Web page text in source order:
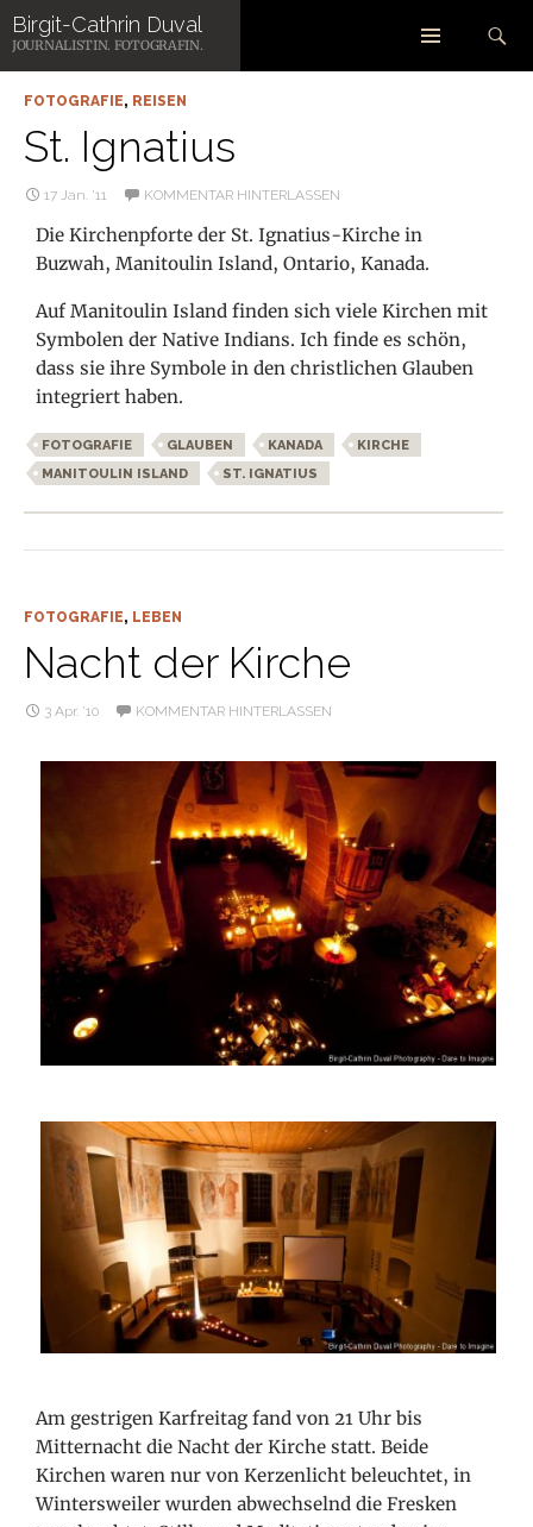
Zum
Inhalt
springen
Suchen
SCHLAGWORT-ARCHIV: KIRCHE
FOTOGRAFIE, REISEN
St. Ignatius
17 Jan. ’11 KOMMENTAR HINTERLASSEN
Die Kirchenpforte der St. Ignatius-Kirche in
Buzwah, Manitoulin Island, Ontario, Kanada.
Auf Manitoulin Island finden sich viele Kirchen mit
Symbolen der Native Indians. Ich finde es schön,
dass sie ihre Symbole in den christlichen Glauben
integriert haben.
FOTOGRAFIE GLAUBEN KANADA
KIRCHE
MANITOULIN ISLAND
ST. IGNATIUS
FOTOGRAFIE, LEBEN
Nacht der Kirche
3 Apr. ’10 KOMMENTAR HINTERLASSEN
Am gestrigen Karfreitag fand von 21 Uhr bis
Mitternacht die Nacht der Kirche statt. Beide
Kirchen waren nur von Kerzenlicht beleuchtet, in
Wintersweiler wurden abwechselnd die Fresken
Birgit-Cathrin Duval
JOURNALISTIN. FOTOGRAFIN.